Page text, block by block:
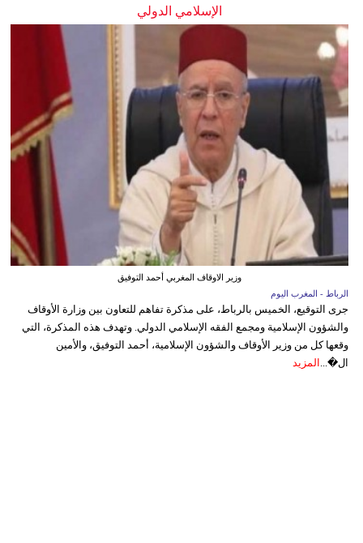
الإسلامي الدولي
وزير الاوقاف المغربي أحمد التوفيق
الرباط - المغرب اليوم
جرى التوقيع، الخميس بالرباط، على مذكرة تفاهم للتعاون بين وزارة الأوقاف
والشؤون الإسلامية ومجمع الفقه الإسلامي الدولي. وتهدف هذه المذكرة، التي
وقعها كل من وزير الأوقاف والشؤون الإسلامية، أحمد التوفيق، والأمين
ال�... المزيد